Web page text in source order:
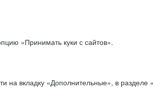
«Принимать куки с сайтов».
на вкладку «Дополнительные», в разделе